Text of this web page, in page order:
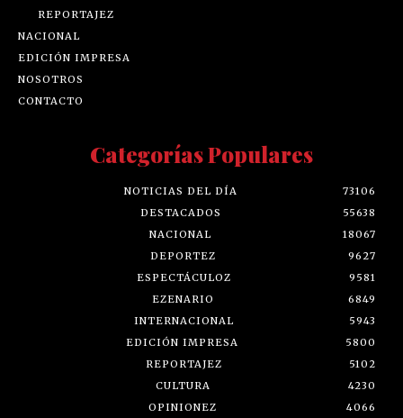
REPORTAJEZ
NACIONAL
EDICIÓN IMPRESA
NOSOTROS
CONTACTO
Categorías Populares
NOTICIAS DEL DÍA
73106
DESTACADOS
55638
NACIONAL
18067
DEPORTEZ
9627
ESPECTÁCULOZ
9581
EZENARIO
6849
INTERNACIONAL
5943
EDICIÓN IMPRESA
5800
REPORTAJEZ
5102
CULTURA
4230
OPINIONEZ
4066